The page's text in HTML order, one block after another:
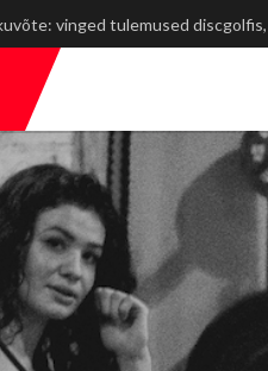
rasked tõusud, võimsad